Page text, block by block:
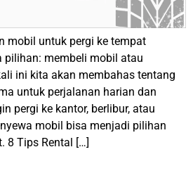
mobil untuk pergi ke tempat
pilihan: membeli mobil atau
ini kita akan membahas tentang
untuk perjalanan harian dan
pergi ke kantor, berlibur, atau
mobil bisa menjadi pilihan
8 Tips Rental […]